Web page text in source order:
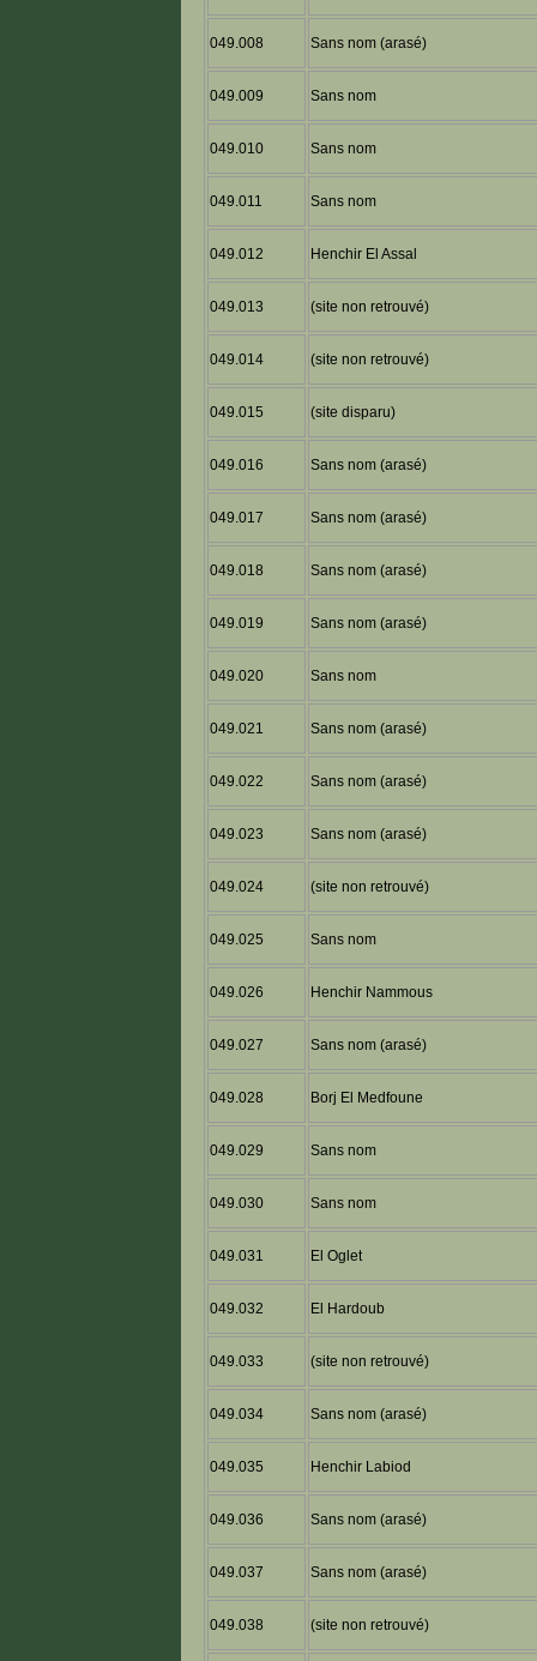
049.008 Sans nom (arasé)
049.009 Sans nom
049.010 Sans nom
049.011 Sans nom
049.012 Henchir El Assal
049.013 (site non retrouvé)
049.014 (site non retrouvé)
049.015 (site disparu)
049.016 Sans nom (arasé)
049.017 Sans nom (arasé)
049.018 Sans nom (arasé)
049.019 Sans nom (arasé)
049.020 Sans nom
049.021 Sans nom (arasé)
049.022 Sans nom (arasé)
049.023 Sans nom (arasé)
049.024 (site non retrouvé)
049.025 Sans nom
049.026 Henchir Nammous
049.027 Sans nom (arasé)
049.028 Borj El Medfoune
049.029 Sans nom
049.030 Sans nom
049.031 El Oglet
049.032 El Hardoub
049.033 (site non retrouvé)
049.034 Sans nom (arasé)
049.035 Henchir Labiod
049.036 Sans nom (arasé)
049.037 Sans nom (arasé)
049.038 (site non retrouvé)